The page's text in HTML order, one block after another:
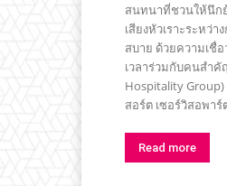
สนทนาที่ชวนให้นึก
เสียงหัวเราะระหว่
สบาย ด้วยความเชื่อว่าการเดินทางที่ดีที่สุด คือการได้ใช้
เวลาร่วมกับคนสำ
Hospitality
สอร์ต เซอร์วิสอพาร์
Read more